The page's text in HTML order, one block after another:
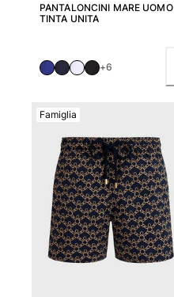
PANTALONCINI MARE UOMO
TINTA UNITA
+6
Famiglia